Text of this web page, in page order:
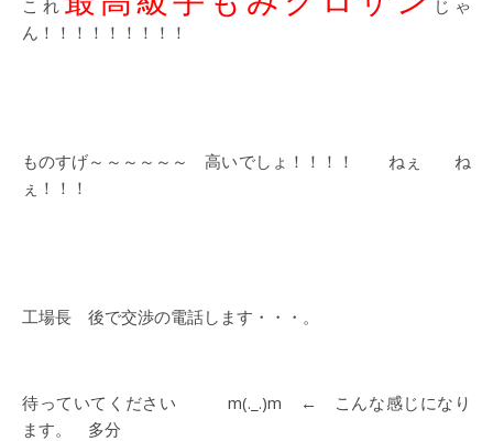
これ
じゃ
ん！！！！！！！！！
ものすげ～～～～～～ 高いでしょ！！！！ ねぇ ね
ぇ！！！
工場長 後で交渉の電話します・・・。
待っていてください m(._.)m ← こんな感じになり
ます。 多分